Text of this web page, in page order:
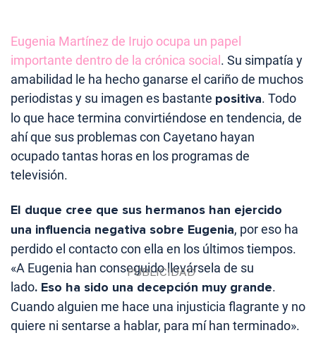
Eugenia Martínez de Irujo ocupa un papel
importante dentro de la crónica social. Su simpatía y
amabilidad le ha hecho ganarse el cariño de muchos
periodistas y su imagen es bastante positiva. Todo
lo que hace termina convirtiéndose en tendencia, de
ahí que sus problemas con Cayetano hayan
ocupado tantas horas en los programas de
televisión.
El duque cree que sus hermanos han ejercido
una influencia negativa sobre Eugenia, por eso ha
perdido el contacto con ella en los últimos tiempos.
«A Eugenia han conseguido llevársela de su
lado. Eso ha sido una decepción muy grande.
Cuando alguien me hace una injusticia flagrante y no
quiere ni sentarse a hablar, para mí han terminado».